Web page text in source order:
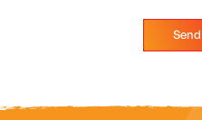
Send